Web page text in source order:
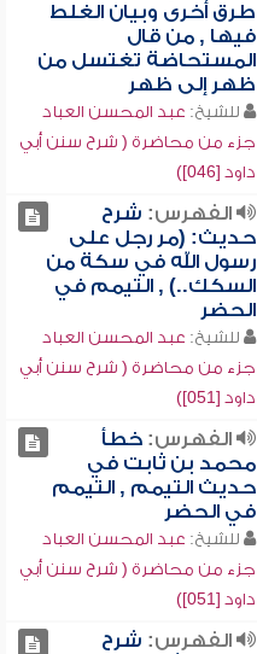
طرق أخرى وبيان الغلط
فيها , من قال
المستحاضة تغتسل من
ظهر إلى ظهر
للشيخ: عبد المحسن العباد
جزء من محاضرة ( شرح سنن أبي
داود [046])
الفهرس: شرح
حديث: (مر رجل على
رسول الله في سكة من
السكك..) , التيمم في
الحضر
للشيخ: عبد المحسن العباد
جزء من محاضرة ( شرح سنن أبي
داود [051])
الفهرس:خطأ
محمد بن ثابت في
حديث التيمم , التيمم
في الحضر
للشيخ: عبد المحسن العباد
جزء من محاضرة ( شرح سنن أبي
داود [051])
الفهرس: شرح